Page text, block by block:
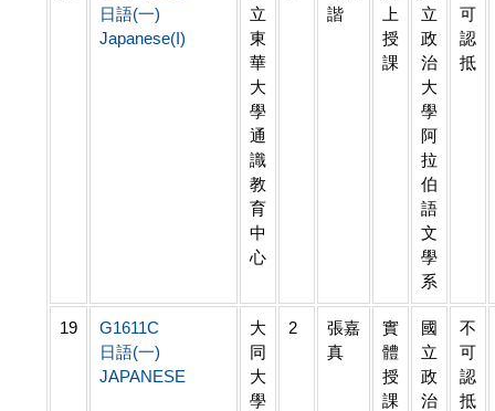
日語(一)
Japanese(I)
立
東
華
大
學
通
識
教
育
中
心
諧
上
授
課
立
政
治
大
學
阿
拉
伯
語
文
學
系
可
認
抵
19
G1611C
日語(一)
JAPANESE
大
同
大
學
2
張嘉
真
實
體
授
課
國
立
政
治
不
可
認
抵